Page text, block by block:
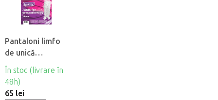
Pantaloni limfo
de unică
folosintă din
material netesut
Beautyfor®, 10
În stoc (livrare în
48h)
65 lei